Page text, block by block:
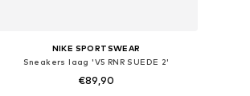
NIKE SPORTSWEAR
Sneakers laag 'V5 RNR SUEDE 2'
€89,90